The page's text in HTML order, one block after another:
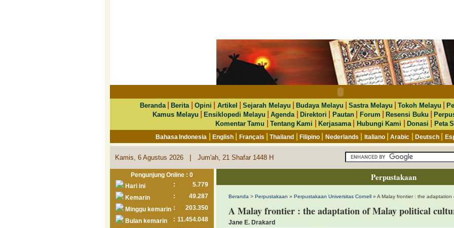
Beranda|Berita Opini Artikel |Sejarah Melayu |Budaya Melayu |Sastra Melayu |Tokoh Melayu |
Kamus Melayu
|Ensiklopedi Melayu |Agenda |Direktori Pautan| Forum |Resensi Buku |
Komentar Tamu
|Tentang Kami |Kerjasama Hubungi Kami Donasi Peta
Bahasa Indonesia |English Français |Thailand |Filipino Nederlands Italiano|Arabic Deutsch|
Kamis, 6 Agustus 2026 | Jum'ah, 21 Shafar 1448 H
Pengunjung Online : 0
Hari ini
:
5.779
Kemarin
:
49.287
Minggu kemarin :
203.350
Bulan kemarin
: 11.454.048
Perpustakaan
Beranda > Perpustakaan » Perpustakaan Universitas Cornell » A Malay frontier : the
A Malay frontier : the adaptation of Malay political
Jane E. Drakard